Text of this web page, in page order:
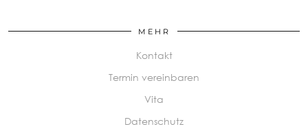
MEHR
Kontakt
Termin vereinbaren
Vita
Datenschutz